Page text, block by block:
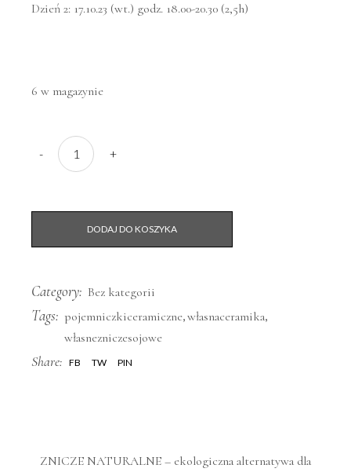
Dzień 2: 17.10.23 (wt.) godz. 18.00-20.30 (2,5h)
6 w magazynie
Tworzymy NATURALNE ZNICZE - z wosku sojowego w
-
+
DODAJ DO KOSZYKA
Category: Bez kategorii
Tags: pojemniczkiceramiczne,własnaceramika,
własnezniczesojowe
Share: FB TW PIN
ZNICZE NATURALNE – ekologiczna alternatywa dla